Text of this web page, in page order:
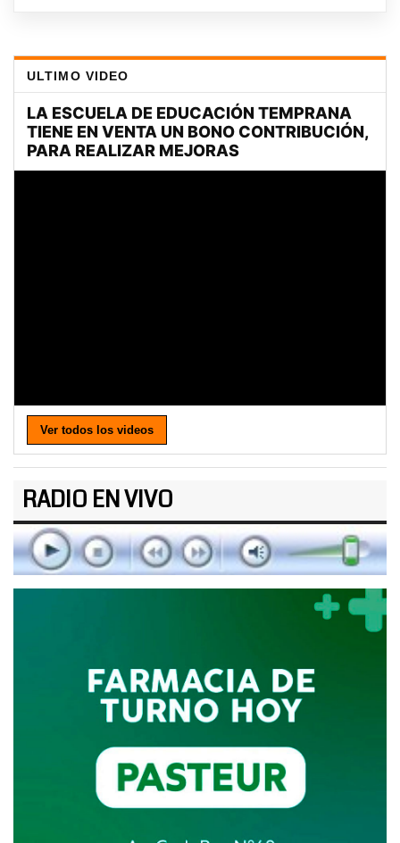
ULTIMO VIDEO
Ver todos los videos
RADIO EN VIVO